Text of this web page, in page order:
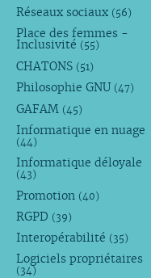
Réseaux sociaux (56)
Place des femmes -
Inclusivité (55)
CHATONS (51)
Philosophie GNU (47)
GAFAM (45)
Informatique en nuage
(44)
Informatique déloyale
(43)
Promotion (40)
RGPD (39)
Interopérabilité (35)
Logiciels propriétaires
(34)